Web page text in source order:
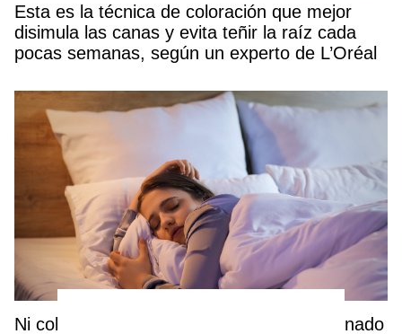
Esta es la técnica de coloración que mejor
disimula las canas y evita teñir la raíz cada
pocas semanas, según un experto de L’Oréal
Ni coleta alta ni pelo suelto: este es el peinado